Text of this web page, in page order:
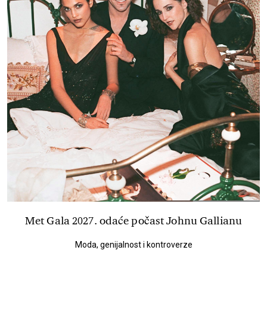
Met Gala 2027. odaće počast Johnu Gallianu
Moda, genijalnost i kontroverze